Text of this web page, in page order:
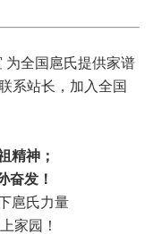
为全国扈氏提供家谱
系站长，加入全国
精神；
奋发！
扈氏力量
家园！